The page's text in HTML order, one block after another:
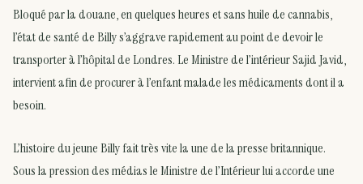
Bloqué par la douane, en quelques heures et sans huile de cannabis,
l’état de santé de Billy s’aggrave rapidement au point de devoir le
transporter à l’hôpital de Londres. Le Ministre de l’intérieur Sajid Javid,
intervient afin de procurer à l’enfant malade les médicaments dont il a
besoin.
L’histoire du jeune Billy fait très vite la une de la presse britannique.
Sous la pression des médias le Ministre de l’Intérieur lui accorde une